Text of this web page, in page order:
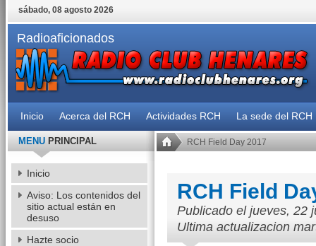
sábado, 08 agosto 2026
Radioaficionados
Inicio Acerca del RCH Actividades RCH La sede del RCH
RCH Field Day 2017
RCH Field
Publicado el jueves, 22
Ultima actualizacion
MENUPRINCIPAL
Inicio
Aviso: Los contenidos del
sitio actual están en
desuso
Hazte socio